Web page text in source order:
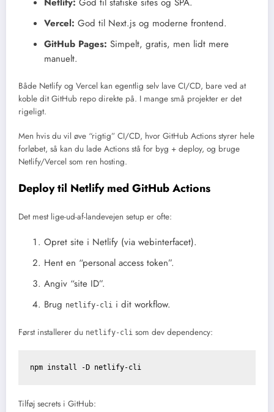
Vercel: God til Next.js og moderne frontend.
GitHub Pages: Simpelt, gratis, men lidt mere
manuelt.
Både Netlify og Vercel kan egentlig selv lave CI/CD, bare ved at
koble dit GitHub repo direkte på. I mange små projekter er det
rigeligt.
Men hvis du vil øve “rigtig” CI/CD, hvor GitHub Actions styrer hele
forløbet, så kan du lade Actions stå for byg + deploy, og bruge
Netlify/Vercel som ren hosting.
Deploy til Netlify med GitHub Actions
Det mest lige-ud-af-landevejen setup er ofte:
Opret site i Netlify (via webinterfacet).
Hent en “personal access token”.
Angiv “site ID”.
Brug netlify-cli i dit workflow.
Først installerer du netlify-cli som dev dependency:
Tilføj secrets i GitHub: